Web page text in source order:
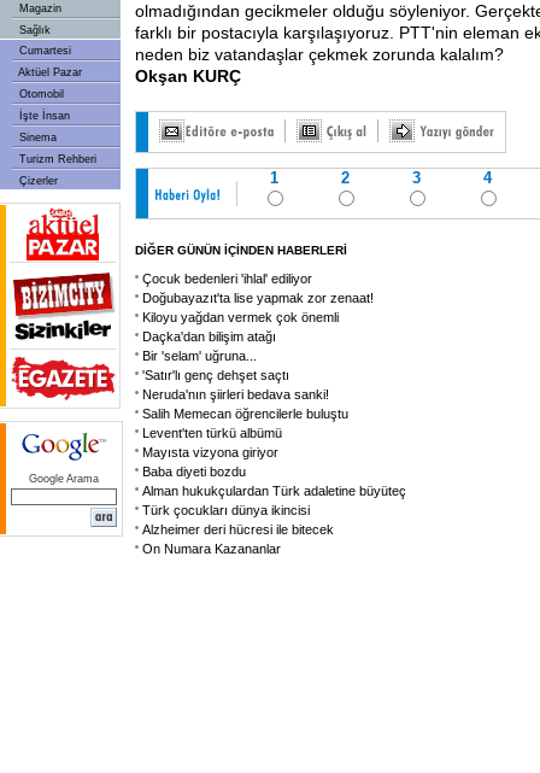
Magazin
Sağlık
Cumartesi
Aktüel Pazar
Otomobil
İşte İnsan
Sinema
Turizm Rehberi
Çizerler
Google Arama
olmadığından gecikmeler olduğu söyleniyor.
farklı bir postacıyla karşılaşıyoruz. PTT'nin eleman
neden biz vatandaşlar çekmek zorunda kalalım?
Okşan KURÇ
1 2 3 4
DİĞER GÜNÜN İÇİNDEN HABERLERİ
Çocuk bedenleri 'ihlal' ediliyor
Doğubayazıt'ta lise yapmak zor zenaat!
Kiloyu yağdan vermek çok önemli
Daçka'dan bilişim atağı
Bir 'selam' uğruna...
'Satır'lı genç dehşet saçtı
Neruda'nın şiirleri bedava sanki!
Salih Memecan öğrencilerle buluştu
Levent'ten türkü albümü
Mayısta vizyona giriyor
Baba diyeti bozdu
Alman hukukçulardan Türk adaletine büyüteç
Türk çocukları dünya ikincisi
Alzheimer deri hücresi ile bitecek
On Numara Kazananlar